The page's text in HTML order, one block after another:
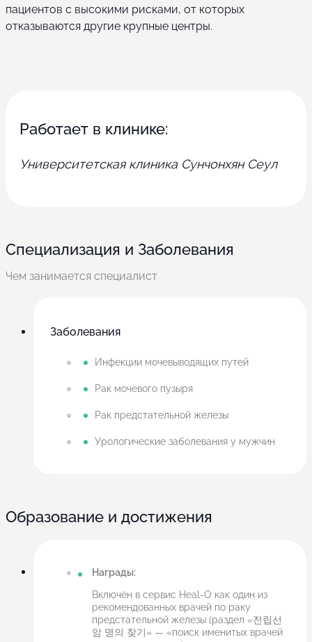
пациентов с высокими рисками, от которых
отказываются другие крупные центры.
Работает в клинике:
Университетская клиника Сунчонхян Сеул
Специализация и Заболевания
Чем занимается специалист
Заболевания
Инфекции мочевыводящих путей
Рак мочевого пузыря
Рак предстательной железы
Урологические заболевания у мужчин
Образование и достижения
Награды:
Включён в сервис Heal-O как один из
рекомендованных врачей по раку
предстательной железы (раздел «전립선
암 명의 찾기» — «поиск именитых врачей